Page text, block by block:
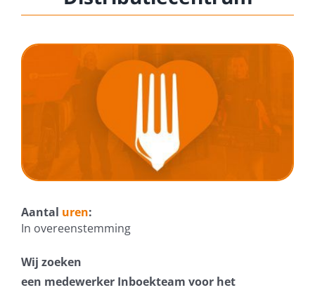
Aantal uren:
In overeenstemming
Wij zoeken
een medewerker Inboekteam voor het